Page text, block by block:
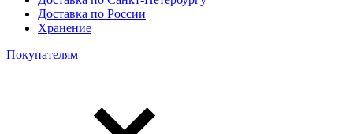
Доставка по России
Хранение
Покупателям